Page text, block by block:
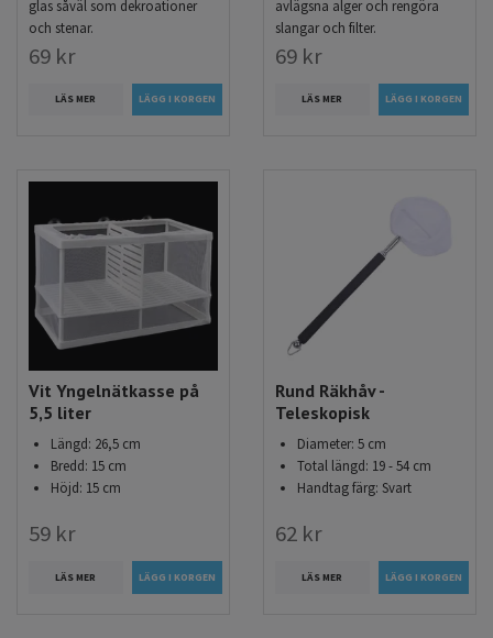
glas såväl som dekroationer
och stenar.
69 kr
LÄS MER
avlägsna alger och rengöra
slangar och filter.
69 kr
LÄS MER
Vit Yngelnätkasse på
5,5 liter
Längd: 26,5 cm
Bredd: 15 cm
Höjd: 15 cm
59 kr
LÄS MER
Rund Räkhåv -
Teleskopisk
Diameter: 5 cm
Total längd: 19 - 54 cm
Handtag färg: Svart
62 kr
LÄS MER